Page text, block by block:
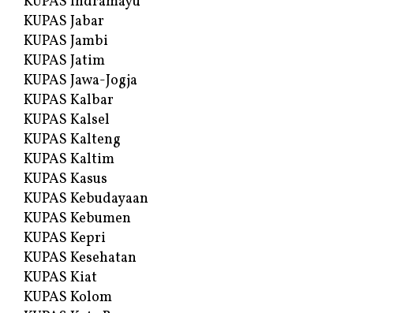
KUPAS Jabar
KUPAS Jambi
KUPAS Jatim
KUPAS Jawa-Jogja
KUPAS Kalbar
KUPAS Kalsel
KUPAS Kalteng
KUPAS Kaltim
KUPAS Kasus
KUPAS Kebudayaan
KUPAS Kebumen
KUPAS Kepri
KUPAS Kesehatan
KUPAS Kiat
KUPAS Kolom